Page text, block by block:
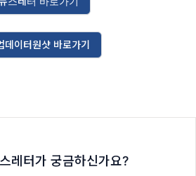
데이터원샷 바로가기
레터가 궁금하신가요?